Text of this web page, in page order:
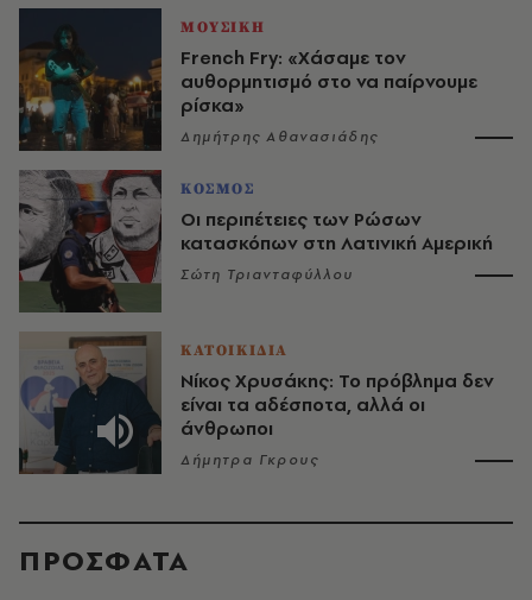
ΜΟΥΣΙΚΗ
French Fry: «Χάσαμε τον
αυθορμητισμό στο να παίρνουμε
ρίσκα»
Δημήτρης Αθανασιάδης
ΚΟΣΜΟΣ
Οι περιπέτειες των Ρώσων
κατασκόπων στη Λατινική Αμερική
Σώτη Τριανταφύλλου
ΚΑΤΟΙΚΙΔΙΑ
Νίκος Χρυσάκης: Το πρόβλημα δεν
είναι τα αδέσποτα, αλλά οι
άνθρωποι
Δήμητρα Γκρους
ΠΡΟΣΦΑΤΑ